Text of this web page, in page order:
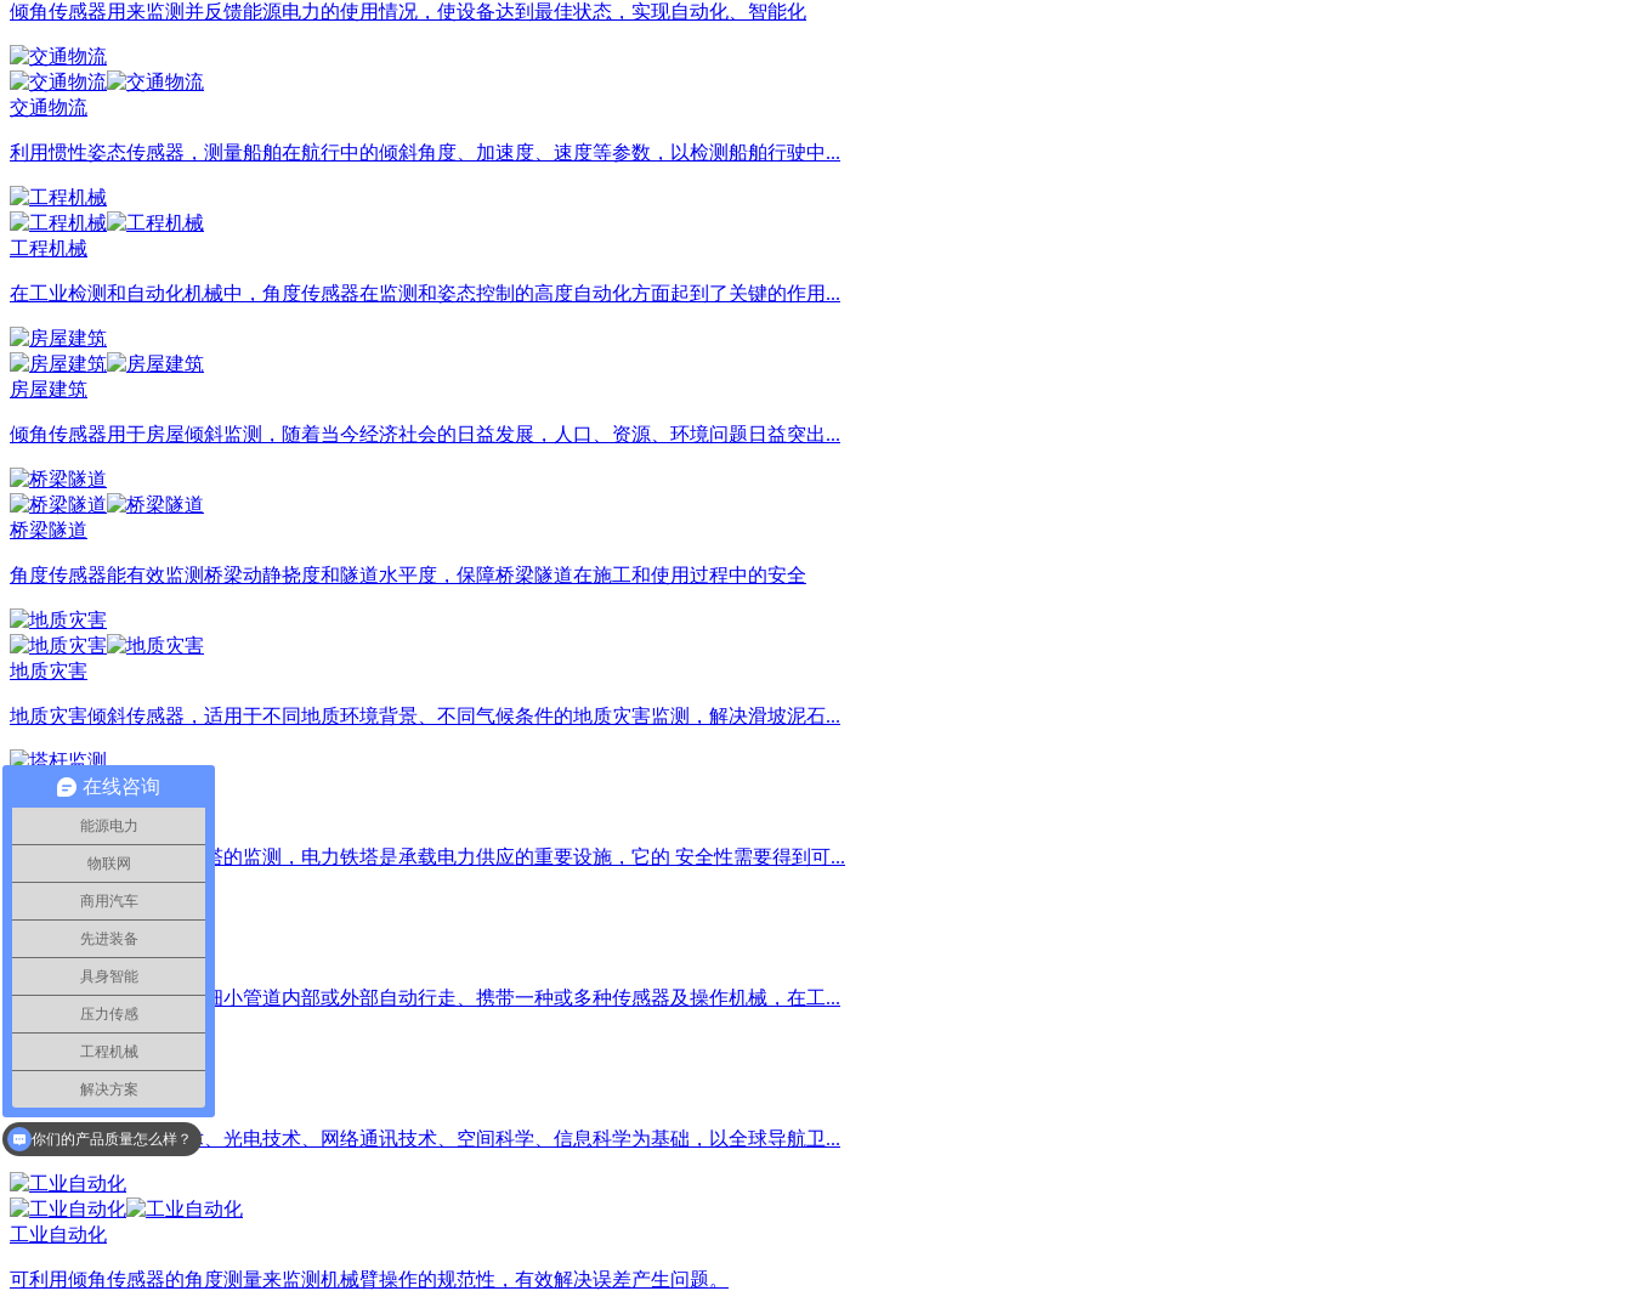
倾角传感器用来监测并反馈能源电力的使用情况，使设备达到最佳状态，实现自动化、智能化
交通物流
利用惯性姿态传感器，测量船舶在航行中的倾斜角度、加速度、速度等参数，以检测船舶行驶中...
工程机械
在工业检测和自动化机械中，角度传感器在监测和姿态控制的高度自动化方面起到了关键的作用...
房屋建筑
倾角传感器用于房屋倾斜监测，随着当今经济社会的日益发展，人口、资源、环境问题日益突出...
桥梁隧道
角度传感器能有效监测桥梁动静挠度和隧道水平度，保障桥梁隧道在施工和使用过程中的安全
地质灾害
地质灾害倾斜传感器，适用于不同地质环境背景、不同气候条件的地质灾害监测，解决滑坡泥石...
塔杆监测
倾角传感器用于通信铁塔的监测，电力铁塔是承载电力供应的重要设施，它的 安全性需要得到可...
无人载具
管道机器人是一种可沿细小管道内部或外部自动行走、携带一种或多种传感器及操作机械，在工...
测量测绘
测量测绘以计算机技术、光电技术、网络通讯技术、空间科学、信息科学为基础，以全球导航卫...
工业自动化
可利用倾角传感器的角度测量来监测机械臂操作的规范性，有效解决误差产生问题。
在线咨询
能源电力
物联网
商用汽车
先进装备
具身智能
压力传感
工程机械
解决方案
你们的产品质量怎么样？